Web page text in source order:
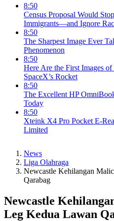
8:50
Census Proposal Would
Immigrants—and Ignore
8:50
The Sharpest Image Ever
Phenomenon
8:50
Here Are the First Images
SpaceX’s Rocket
8:50
The Excellent HP
Today
8:50
Xteink X4 Pro Pocket E-
Limited
News
Liga Olahraga
Newcastle Kehilangan
Qarabag
Newcastle
Leg Kedua Lawan